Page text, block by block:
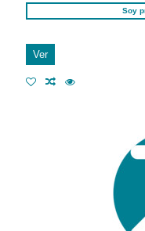
Soy
Ver